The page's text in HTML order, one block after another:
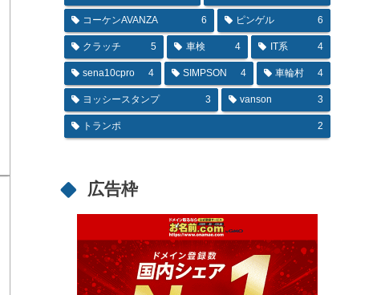
コーケンAVANZA 6 ピンゲル 6
クラッチ 5 車検 4 IT系 4
sena10cpro 4 SIMPSON 4 車輪村 4
ヨッシースタンプ 3 vanson 3
トランポ 2
広告枠